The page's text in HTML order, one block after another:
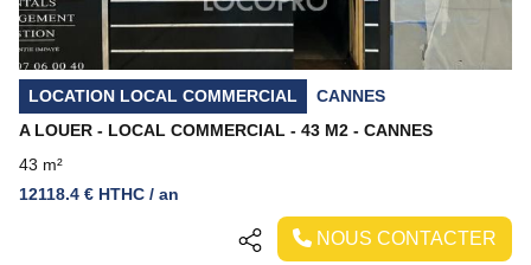
LOCATION LOCAL COMMERCIAL
CANNES
A LOUER - LOCAL COMMERCIAL - 43 M2 - CANNES
43 m²
12118.4 € HTHC / an
NOUS CONTACTER